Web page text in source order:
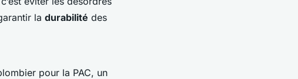
la durabilité des
pour la PAC, un